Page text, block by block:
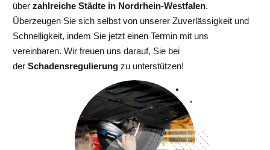
über zahlreiche Städte in Nordrhein-Westfalen.
Überzeugen Sie sich selbst von unserer Zuverlässigkeit und
Schnelligkeit, indem Sie jetzt einen Termin mit uns
vereinbaren. Wir freuen uns darauf, Sie bei
der Schadensregulierung zu unterstützen!